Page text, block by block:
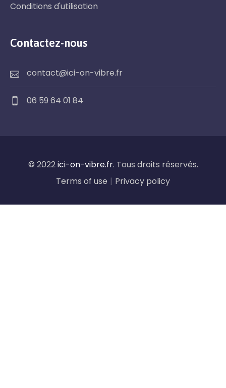
Conditions d'utilisation
Contactez-nous
contact@ici-on-vibre.fr
06 59 64 01 84
© 2022ici-on-vibre.fr. Tous droits réservés.
Terms of use | Privacy policy